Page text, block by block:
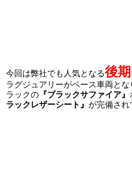
今回は弊社でも人気となる後
ラグジュアリーがベース車両と
ラックの 『ブラックサファイア』
ラックレザーシート』 が完備され